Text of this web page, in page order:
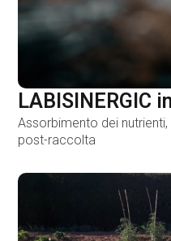
LABISINERGIC
Assorbimento dei
post-raccolta